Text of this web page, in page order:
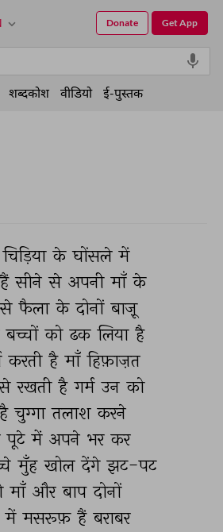
चिड़िया के घोंसले में
हैं सीने से अपनी माँ के
से फैला के दोनों बाज़ू
बच्चों को ढक लिया है
करती है माँ हिफ़ाज़त
रखती है गर्म उन को
है चुग्गा तलाश करने
पूटे में अपने भर कर
मुँह खोल देंगे झट-पट
माँ और बाप दोनों
में मसरूफ़ हैं बराबर
Get App
Donate
शब्दकोश वीडियो ई-पुस्तक